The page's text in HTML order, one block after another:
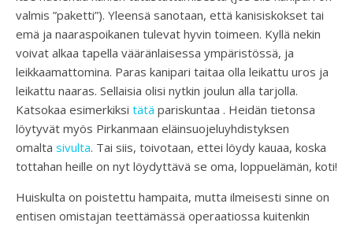
valmis ”paketti”). Yleensä sanotaan, että kanisiskokset tai
emä ja naaraspoikanen tulevat hyvin toimeen. Kyllä nekin
voivat alkaa tapella vääränlaisessa ympäristössä, ja
leikkaamattomina. Paras kanipari taitaa olla leikattu uros ja
leikattu naaras. Sellaisia olisi nytkin joulun alla tarjolla.
Katsokaa esimerkiksi tätä pariskuntaa . Heidän tietonsa
löytyvät myös Pirkanmaan eläinsuojeluyhdistyksen
omalta sivulta. Tai siis, toivotaan, ettei löydy kauaa, koska
tottahan heille on nyt löydyttävä se oma, loppuelämän, koti!
Huiskulta on poistettu hampaita, mutta ilmeisesti sinne on
entisen omistajan teettämässä operaatiossa kuitenkin